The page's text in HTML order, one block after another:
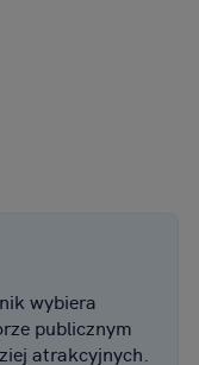
wybiera
publicznym
atrakcyjnych.